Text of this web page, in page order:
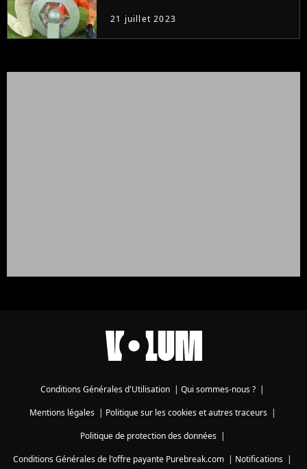
21 juillet 2023
Conditions Générales d'Utilisation Qui sommes-nous ?
Mentions légales| Politique sur les cookies et autres traceurs|
Politique de protection des données|
Conditions Générales de l'offre payante Purebreak.com
Notifications